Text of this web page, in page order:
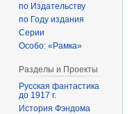
по Издательству
по Году издания
Серии
Особо: «Рамка»
Разделы и Проекты
Русская фантастика
до 1917 г.
История Фэндома